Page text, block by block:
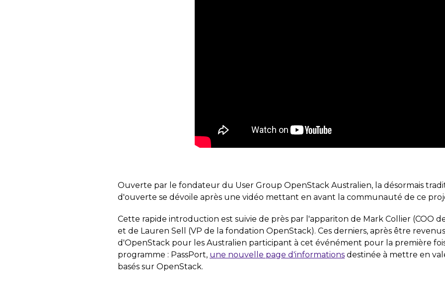
Ouverte par le fondateur du User Group OpenStack Australien, la désormais
d'ouverte se dévoile après une vidéo mettant en avant la communauté de ce
Cette rapide introduction est suivie de près par l'appariton de Mark Collier (COO
et de Lauren Sell (VP de la fondation OpenStack). Ces derniers, après être
d'OpenStack pour les Australien participant à cet événément pour la première
programme : PassPort, une nouvelle page d'informations destinée à mettre en
basés sur OpenStack.